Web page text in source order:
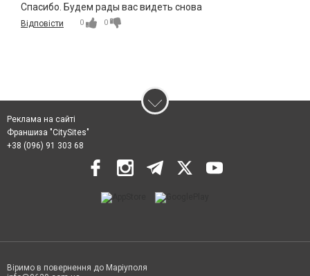
Спасибо. Будем рады вас видеть снова
Відповісти 0 0
Реклама на сайті
Франшиза "CitySites"
+38 (096) 91 303 68
Віримо в повернення до Маріуполя